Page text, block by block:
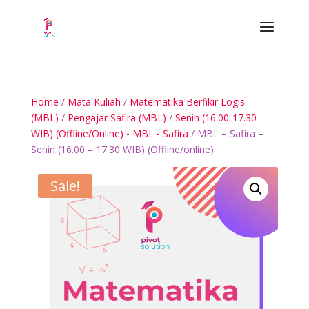
Home / Mata Kuliah / Matematika Berfikir Logis
(MBL) / Pengajar Safira (MBL) / Senin (16.00-17.30
WIB) (Offline/Online) - MBL - Safira / MBL – Safira –
Senin (16.00 – 17.30 WIB) (Offline/online)
Sale!